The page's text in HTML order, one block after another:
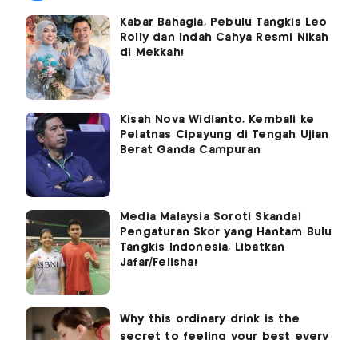
Kabar Bahagia, Pebulu Tangkis Leo
Rolly dan Indah Cahya Resmi Nikah
di Mekkah!
Kisah Nova Widianto, Kembali ke
Pelatnas Cipayung di Tengah Ujian
Berat Ganda Campuran
Media Malaysia Soroti Skandal
Pengaturan Skor yang Hantam Bulu
Tangkis Indonesia, Libatkan
Jafar/Felisha!